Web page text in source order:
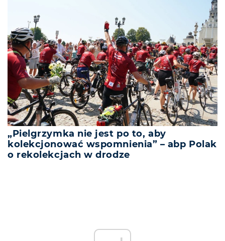
„Pielgrzymka nie jest po to, aby
kolekcjonować wspomnienia” – abp Polak
o rekolekcjach w drodze